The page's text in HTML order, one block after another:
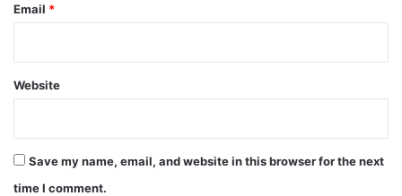
Email *
Website
Save my name, email, and website in this browser for the next
time I comment.